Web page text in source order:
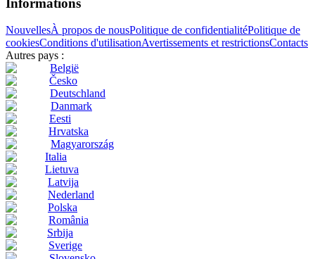
NouvellesÀ propos de nousPolitique de confidentialitéPolitique de
cookiesConditions d'utilisationAvertissements et restrictionsContacts
Autres pays :
België
Česko
Deutschland
Danmark
Eesti
Hrvatska
Magyarország
Italia
Lietuva
Latvija
Nederland
Polska
România
Srbija
Sverige